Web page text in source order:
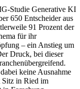
Studie Generative KI
650 Entscheider aus
91 Prozent der
für ihr
– ein Anstieg um
Druck, bei dieser
keine Ausnahme
in Ried im